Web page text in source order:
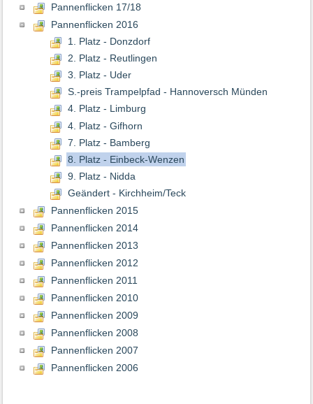
Pannenflicken 17/18
Pannenflicken 2016
1. Platz - Donzdorf
2. Platz - Reutlingen
3. Platz - Uder
S.-preis Trampelpfad - Hannoversch Münden
4. Platz - Limburg
4. Platz - Gifhorn
7. Platz - Bamberg
8. Platz - Einbeck-Wenzen
9. Platz - Nidda
Geändert - Kirchheim/Teck
Pannenflicken 2015
Pannenflicken 2014
Pannenflicken 2013
Pannenflicken 2012
Pannenflicken 2011
Pannenflicken 2010
Pannenflicken 2009
Pannenflicken 2008
Pannenflicken 2007
Pannenflicken 2006